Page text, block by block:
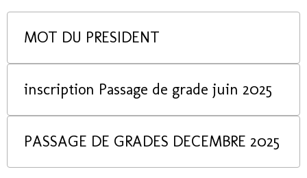
MOT DU PRESIDENT
inscription Passage de grade juin 2025
PASSAGE DE GRADES DECEMBRE 2025